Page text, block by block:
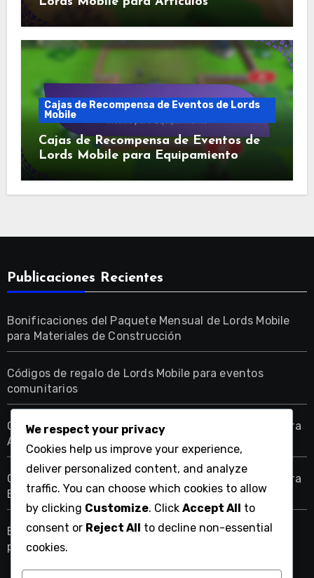
Cajas de Recompensa de Eventos de Lords
Mobile
Cajas de Recompensa de Eventos de
Lords Mobile para Equipamiento
Publicaciones Recientes
Bonificaciones del Paquete Mensual de Lords Mobile
para Materiales de Construcción
Códigos de regalo de Lords Mobile para eventos
comunitarios
Cajas de Recompensa de Eventos de Lords Mobile para
Artículos
Cajas de Recompensa de Eventos de Lords Mobile para
Equipamiento
Bonificaciones del Paquete Mensual de Lords Mobile
para Tropas
We respect your privacy
Cookies help us improve your experience,
deliver personalized content, and analyze
traffic. You can choose which cookies to allow
by clicking Customize. Click Accept All to
consent or Reject All to decline non-essential
cookies.